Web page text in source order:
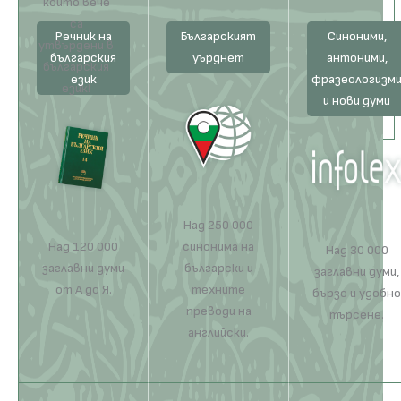
са
утвърдени в
българския
език!
Речник на
българския
език
Над 120 000
заглавни думи
от А до Я.
Българският
уърднет
Над 250 000
синонима на
български и
техните
преводи на
английски.
Синоними,
антоними,
фразеологизми
и нови думи
Над 30 000
заглавни думи,
бързо и удобно
търсене.